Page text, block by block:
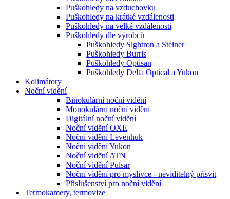
Puškohledy na vzduchovku
Puškohledy na krátké vzdálenosti
Puškohledy na velké vzdálenosti
Puškohledy dle výrobců
Puškohledy Sightron a Steiner
Puškohledy Burris
Puškohledy Optisan
Puškohledy Delta Optical a Yukon
Kolimátory
Noční vidění
Binokulární noční vidění
Monokulární noční vidění
Digitální noční vidění
Noční vidění OXE
Noční vidění Levenhuk
Noční vidění Yukon
Noční vidění ATN
Noční vidění Pulsar
Noční vidění pro myslivce - neviditelný přísvit
Příslušenství pro noční vidění
Termokamery, termovize